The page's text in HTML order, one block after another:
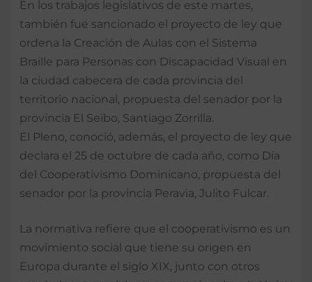
En los trabajos legislativos de este martes,
también fue sancionado el proyecto de ley que
ordena la Creación de Aulas con el Sistema
Braille para Personas con Discapacidad Visual en
la ciudad cabecera de cada provincia del
territorio nacional, propuesta del senador por la
provincia El Seibo, Santiago Zorrilla.
El Pleno, conoció, además, el proyecto de ley que
declara el 25 de octubre de cada año, como Día
del Cooperativismo Dominicano, propuesta del
senador por la provincia Peravia, Julito Fulcar.
La normativa refiere que el cooperativismo es un
movimiento social que tiene su origen en
Europa durante el siglo XIX, junto con otros